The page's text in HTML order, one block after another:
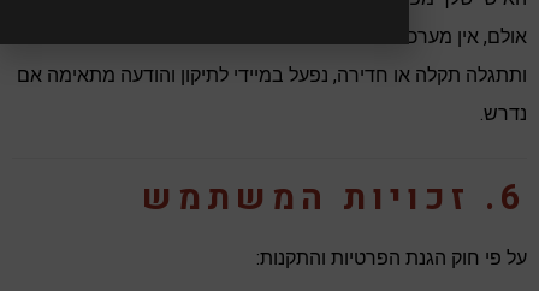
אולם, אין מערכת שהיא חסינת מפני פריצה מוחלטת – במידה
ותתגלה תקלה או חדירה, נפעל במיידי לתיקון והודעה מתאימה אם
נדרש.
6. זכויות המשתמש
על פי חוק הגנת הפרטיות והתקנות: